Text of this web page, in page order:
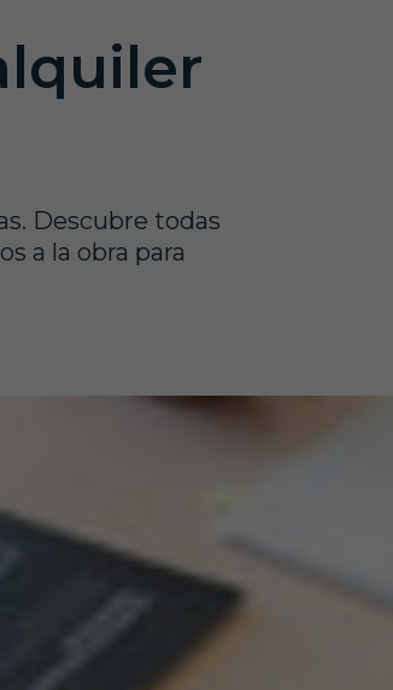
Descubre todas
a la obra para